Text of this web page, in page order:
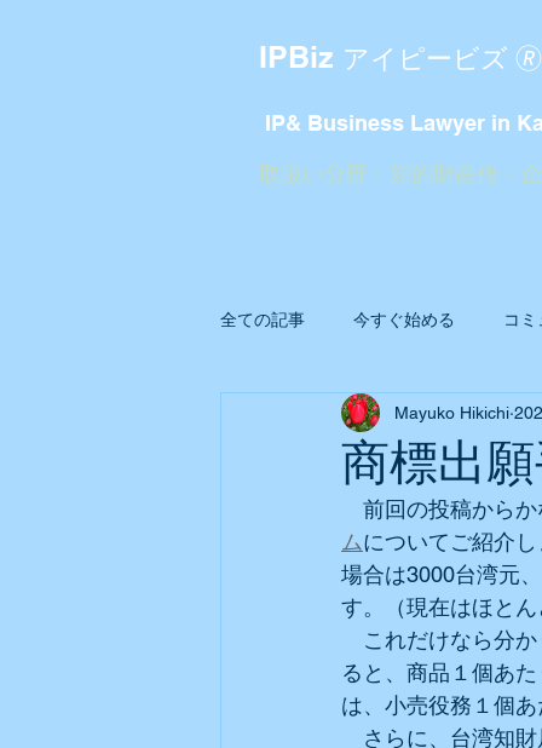
IPBiz アイピービズ 🄬
IP& Business Lawyer in
取扱い分野：知的財産権・
全ての記事 今すぐ始める コ
商標出
Mayuko Hikichi
前回の投稿からか
ムについてご紹介
場合は3000台湾元
す。（現在はほと
これだけなら分か
ると、商品１個あ
は、小売役務１個
さらに、台湾知財